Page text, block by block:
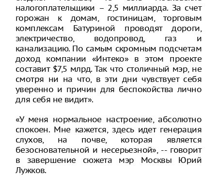
налогоплательщики – 2,5 миллиарда. За счет
горожан к домам, гостиницам, торговым
комплексам Батуриной проводят дороги,
электричество, водопровод, газ и
канализацию. По самым скромным подсчетам
доход компании «Интеко» в этом проекте
составит $7,5 млрд. Так что столичный мэр, не
смотря ни на что, в эти дни чувствует себя
уверенно и причин для беспокойства лично
для себя не видит».
«У меня нормальное настроение, абсолютно
спокоен. Мне кажется, здесь идет генерация
слухов, на почве, которая является
безосновательной и несерьезной», -- говорит
в завершение сюжета мэр Москвы Юрий
Лужков.